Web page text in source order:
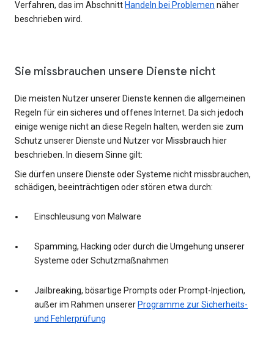
Verfahren, das im Abschnitt Handeln bei Problemen näher
beschrieben wird.
Sie missbrauchen unsere Dienste nicht
Die meisten Nutzer unserer Dienste kennen die allgemeinen
Regeln für ein sicheres und offenes Internet. Da sich jedoch
einige wenige nicht an diese Regeln halten, werden sie zum
Schutz unserer Dienste und Nutzer vor Missbrauch hier
beschrieben. In diesem Sinne gilt:
Sie dürfen unsere Dienste oder Systeme nicht missbrauchen,
schädigen, beeinträchtigen oder stören etwa durch:
Einschleusung von Malware
Spamming, Hacking oder durch die Umgehung unserer
Systeme oder Schutzmaßnahmen
Jailbreaking, bösartige Prompts oder Prompt-Injection,
außer im Rahmen unserer Programme zur Sicherheits-
und Fehlerprüfung